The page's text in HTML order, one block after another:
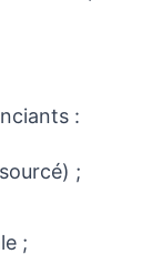
:
;
;